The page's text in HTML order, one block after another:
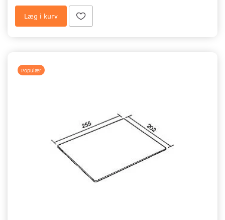
Læg i kurv
Populær